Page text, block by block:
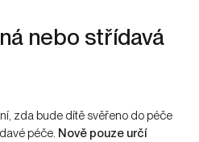
nebo střídavá
zda bude dítě svěřeno do péče
péče. Nově pouze určí